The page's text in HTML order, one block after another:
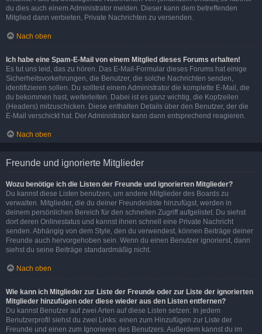
du dies auch einem Administrator melden. Dieser kann dem betreffenden
Mitglied dann verbieten, Private Nachrichten zu versenden.
Nach oben
Ich habe eine Spam-E-Mail von einem Mitglied dieses Forums erhalten!
Es tut uns leid, das zu hören. Das E-Mail-Formular dieses Forums hat einige
Sicherheitsvorkehrungen, die Benutzer, die solche Nachrichten senden,
identifizieren sollen. Du solltest einem Administrator die komplette E-Mail, die
du bekommen hast, weiterleiten. Dabei ist es ganz wichtig, die Kopfzeilen
(Headers) mitzuschicken. Diese enthalten Details über den Benutzer, der die
E-Mail verschickt hat. Der Administrator kann dann entsprechend reagieren.
Nach oben
Freunde und ignorierte Mitglieder
Wozu benötige ich die Listen der Freunde und ignorierten Mitglieder?
Du kannst diese Listen benutzen, um andere Mitglieder des Boards zu
verwalten. Mitglieder, die du deiner Freundesliste hinzufügst, werden in
deinem persönlichen Bereich für den schnellen Zugriff aufgelistet. Du siehst
dort deren Onlinestatus und kannst ihnen schnell eine Private Nachricht
senden. Abhängig von dem Style, den du verwendest, können Beiträge deiner
Freunde auch hervorgehoben sein. Wenn du einen Benutzer ignorierst, dann
siehst du seine Beiträge standardmäßig nicht.
Nach oben
Wie kann ich Mitglieder zur Liste der Freunde oder zur Liste der ignorierten
Mitglieder hinzufügen oder diese wieder aus den Listen entfernen?
Du kannst Benutzer auf zwei Arten auf diese Listen setzen: In jedem
Benutzerprofil siehst du zwei Links: einen zum Hinzufügen zur Liste der
Freunde und einen zum Ignorieren des Benutzers. Außerdem kannst du im